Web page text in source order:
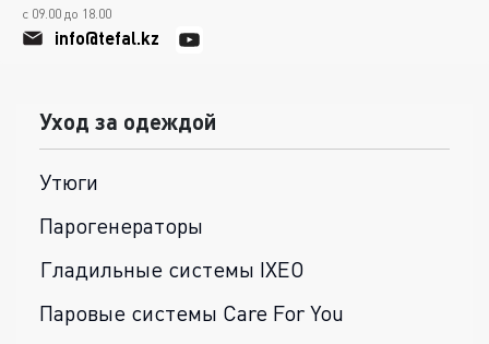
с 09.00 до 18.00
info@tefal.kz
Уход за одеждой
Утюги
Парогенераторы
Гладильные системы IXEO
Паровые системы Care For You